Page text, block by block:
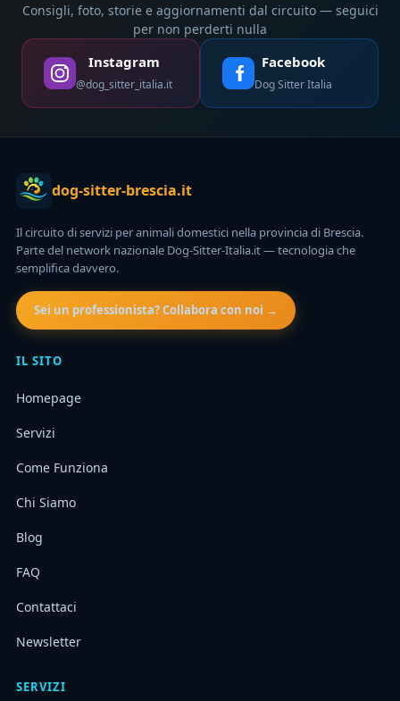
Consigli, foto, storie e aggiornamenti dal circuito — seguici
per non perderti nulla
Instagram
@dog_sitter_italia.it
Facebook
Dog Sitter Italia
dog-sitter-brescia.it
Il circuito di servizi per animali domestici nella provincia di Brescia.
Parte del network nazionale Dog-Sitter-Italia.it — tecnologia che
semplifica davvero.
Sei un professionista? Collabora con noi →
IL SITO
Homepage
Servizi
Come Funziona
Chi Siamo
Blog
FAQ
Contattaci
Newsletter
SERVIZI